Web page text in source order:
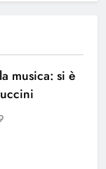
musica: si è